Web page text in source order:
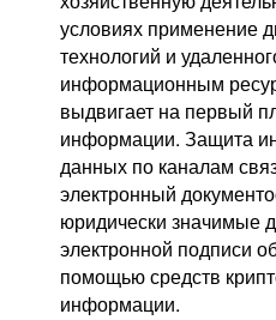
условиях применение
технологий и
информационным
выдвигает на первый
информации. Защита
данных по каналам
электронный
юридически значимые
электронной подписи
помощью средств
информации.